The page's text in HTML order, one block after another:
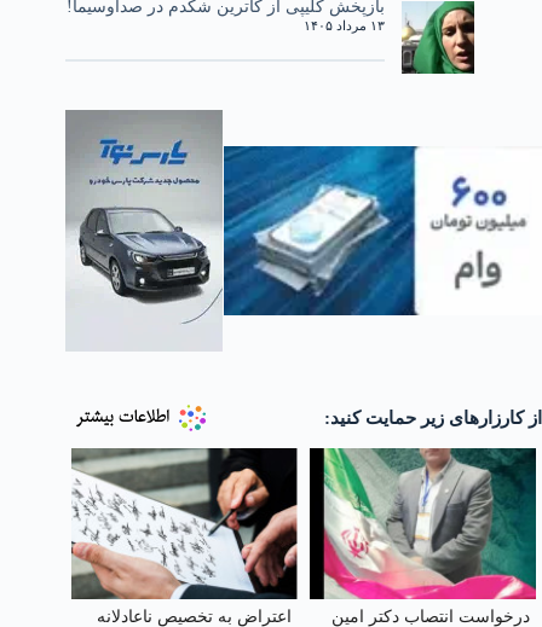
بازپخش کلیپی از کاترین شکدم در صداوسیما!
۱۳ مرداد ۱۴۰۵
از کارزارهای زیر حمایت کنید:
درخواست انتصاب دکتر امین
اعتراض به تخصیص ناعادلانه